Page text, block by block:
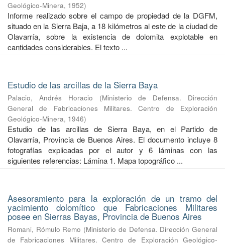
Geológico-Minera, 1952)
Informe realizado sobre el campo de propiedad de la DGFM,
situado en la Sierra Baja, a 18 kilómetros al este de la ciudad de
Olavarría, sobre la existencia de dolomita explotable en
cantidades considerables. El texto ...
Estudio de las arcillas de la Sierra Baya
Palacio, Andrés Horacio (Ministerio de Defensa. Dirección
General de Fabricaciones Militares. Centro de Exploración
Geológico-Minera, 1946)
Estudio de las arcillas de Sierra Baya, en el Partido de
Olavarría, Provincia de Buenos Aires. El documento incluye 8
fotografías explicadas por el autor y 6 láminas con las
siguientes referencias: Lámina 1. Mapa topográfico ...
Asesoramiento para la exploración de un tramo del
yacimiento dolomítico que Fabricaciones Militares
posee en Sierras Bayas, Provincia de Buenos Aires
Romani, Rómulo Remo (Ministerio de Defensa. Dirección General
de Fabricaciones Militares. Centro de Exploración Geológico-